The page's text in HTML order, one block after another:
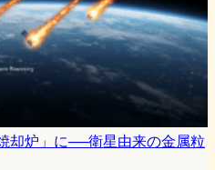
却炉」に──衛星由来の金属粒